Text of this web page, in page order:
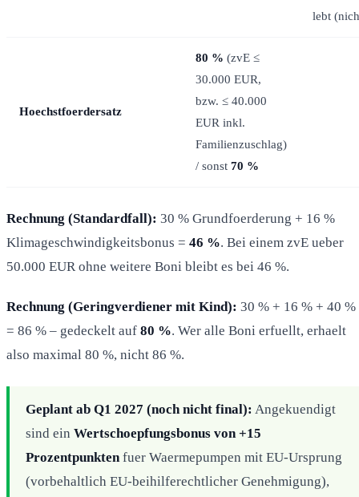
lebt
Hoechstfoerdersatz
80 % (zvE ≤
30.000 EUR,
bzw. ≤ 40.000
EUR inkl.
Familienzuschlag)
/ sonst 70 %
Rechnung (Standardfall): 30 % Grundfoerderung + 16 %
Klimageschwindigkeitsbonus = 46 %. Bei einem zvE ueber
50.000 EUR ohne weitere Boni bleibt es bei 46 %.
Rechnung (Geringverdiener mit Kind): 30 % + 16 % + 40 %
= 86 % – gedeckelt auf 80 %. Wer alle Boni erfuellt, erhaelt
also maximal 80 %, nicht 86 %.
Geplant ab Q1 2027 (noch nicht final): Angekuendigt
sind ein Wertschoepfungsbonus von +15
Prozentpunkten fuer Waermepumpen mit EU-Ursprung
(vorbehaltlich EU-beihilferechtlicher Genehmigung),